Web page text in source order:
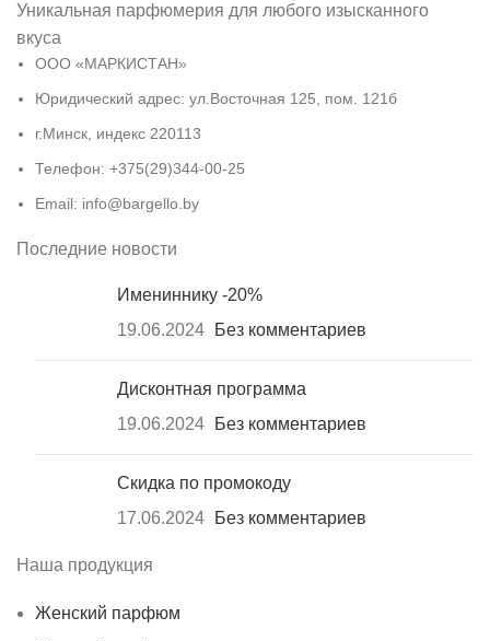
Уникальная парфюмерия для любого изысканного
вкуса
ООО «МАРКИСТАН»
Юридический адрес: ул.Восточная 125, пом. 121б
г.Минск, индекс 220113
Телефон: +375(29)344-00-25
Email: info@bargello.by
Последние новости
Имениннику -20%
19.06.2024
Без комментариев
Дисконтная программа
19.06.2024
Без комментариев
Скидка по промокоду
17.06.2024
Без комментариев
Наша продукция
Женский парфюм